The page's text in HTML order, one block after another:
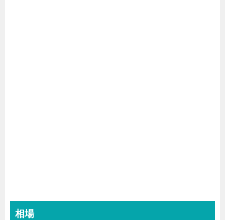
相場